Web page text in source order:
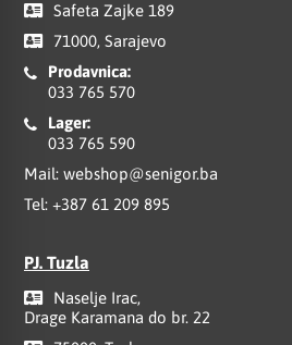
Safeta Zajke 189
71000, Sarajevo
Prodavnica:
033 765 570
Lager:
033 765 590
Mail: webshop@senigor.ba
Tel: +387 61 209 895
PJ. Tuzla
Naselje Irac,
Drage Karamana do br. 22